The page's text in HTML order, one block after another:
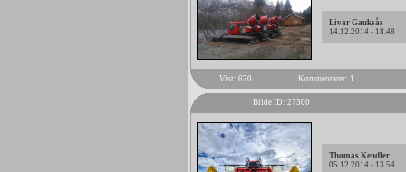
Livar Gauksås
14.12.2014 - 18.48
Vist: 670 Kommentarer: 1
Bilde ID: 27300
Thomas Kendler
05.12.2014 - 13.54